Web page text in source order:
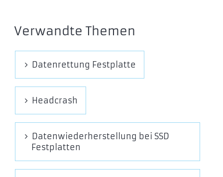
Verwandte Themen
Datenrettung Festplatte
Headcrash
Datenwiederherstellung bei SSD
Festplatten